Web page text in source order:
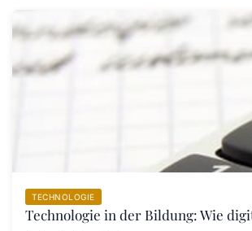
TECHNOLOGIE
Technologie in der Bildung: Wie